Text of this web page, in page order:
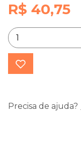
R$ 40,75
Precisa de ajuda?